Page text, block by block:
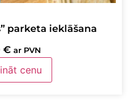
parketa ieklāšana
€ ar PVN
cenu